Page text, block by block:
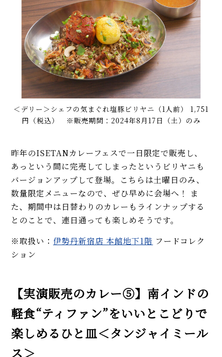
＜デリー＞シェフの気まぐれ塩豚ビリヤニ（1人前） 1,751
円（税込） ※販売期間：2024年8月17日（土）のみ
昨年のISETANカレーフェスで一日限定で販売し、
あっという間に完売してしまったというビリヤニも
バージョンアップして登場。こちらは土曜日のみ、
数量限定メニューなので、ぜひ早めに会場へ！ ま
た、期間中は日替わりのカレーもラインナップする
とのことで、連日通っても楽しめそうです。
※取扱い： 伊勢丹新宿店 本館地下1階 フードコレク
ション
【実演販売のカレー⑤】南インドの
軽食“ティファン”をいいとこどりで
楽しめるひと皿＜タンジャイミール
ス＞